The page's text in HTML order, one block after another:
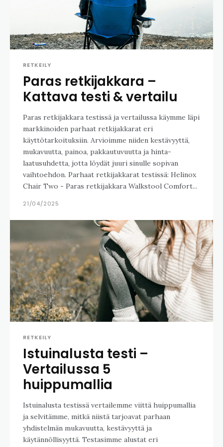
RETKEILY
Paras retkijakkara –
Kattava testi & vertailu
Paras retkijakkara testissä ja vertailussa käymme läpi
markkinoiden parhaat retkijakkarat eri
käyttötarkoituksiin. Arvioimme niiden kestävyyttä,
mukavuutta, painoa, pakkautuvuutta ja hinta-
laatusuhdetta, jotta löydät juuri sinulle sopivan
vaihtoehdon. Parhaat retkijakkarat testissä: Helinox
Chair Two - Paras retkijakkara Walkstool Comfort...
21/04/2025
RETKEILY
Istuinalusta testi –
Vertailussa 5
huippumallia
Istuinalusta testissä vertailemme viittä huippumallia
ja selvitämme, mitkä niistä tarjoavat parhaan
yhdistelmän mukavuutta, kestävyyttä ja
käytännöllisyyttä. Testasimme alustat eri